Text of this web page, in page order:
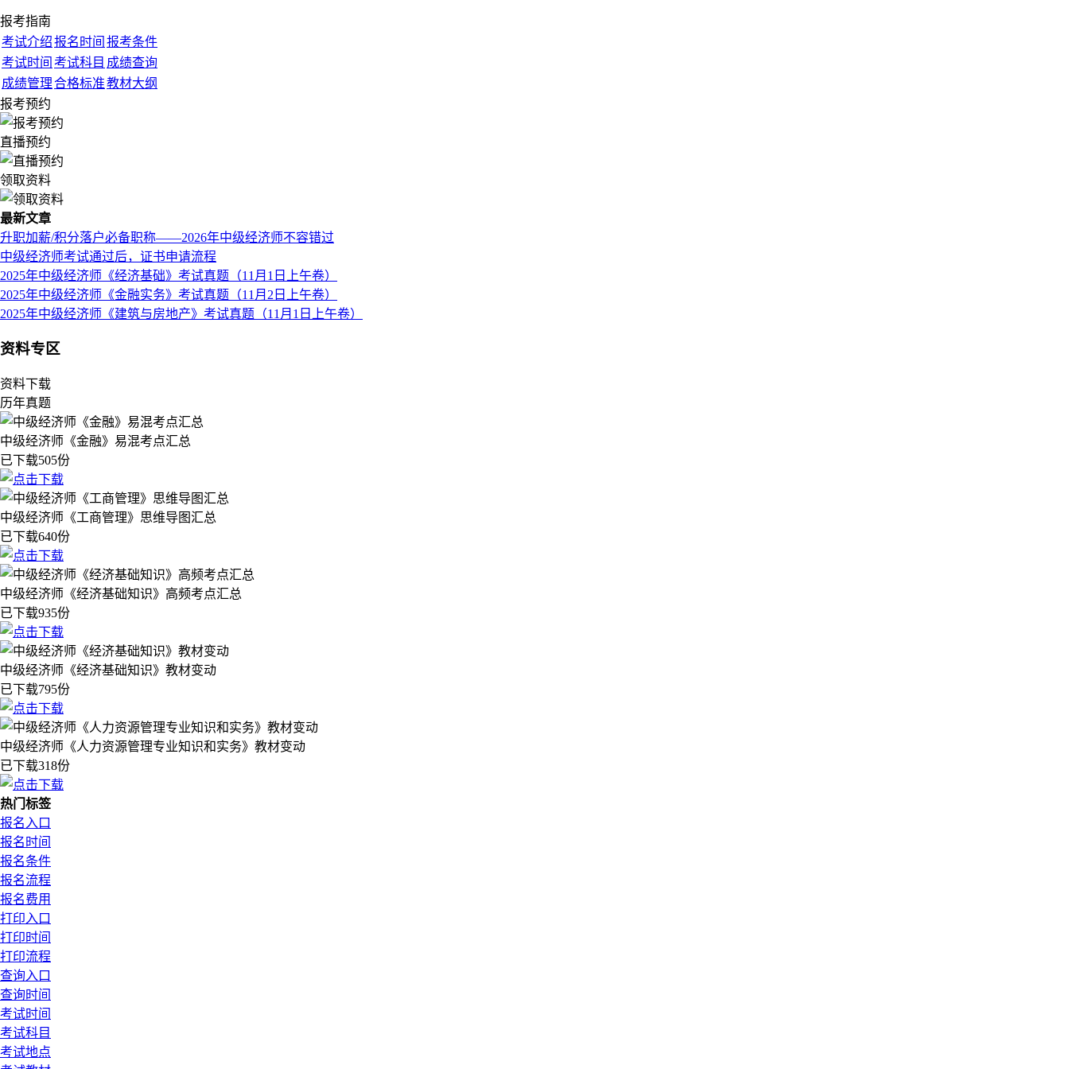
报考指南
考试介绍报名时间 报考条件
考试时间 考试科目 成绩查询
成绩管理合格标准教材大纲
报考预约
直播预约
领取资料
最新文章
升职加薪/积分落户必备职称——2026年中级经济师不容错过
中级经济师考试通过后，证书申请流程
2025年中级经济师《经济基础》考试真题（11月1日上午卷）
2025年中级经济师《金融实务》考试真题（11月2日上午卷）
2025年中级经济师《建筑与房地产》考试真题（11月1日上午卷）
资料专区
资料下载
历年真题
中级经济师《金融》易混考点汇总
已下载505份
中级经济师《工商管理》思维导图汇总
已下载640份
中级经济师《经济基础知识》高频考点汇总
已下载935份
中级经济师《经济基础知识》教材变动
已下载795份
中级经济师《人力资源管理专业知识和实务》教材变动
已下载318份
热门标签
报名入口
报名时间
报名条件
报名流程
报名费用
打印入口
打印时间
打印流程
查询入口
查询时间
考试时间
考试科目
考试地点